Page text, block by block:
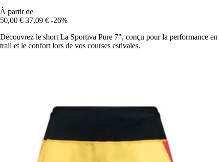
À partir de
50,00 € 37,09 € -26%
Découvrez le short La Sportiva Pure 7", conçu pour la performance en
trail et le confort lors de vos courses estivales.